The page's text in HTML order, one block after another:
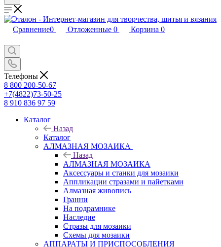
Сравнение0 Отложенные 0 Корзина 0
Телефоны
8 800 200-50-67
+7(4822)73-50-25
8 910 836 97 59
Каталог
Назад
Каталог
АЛМАЗНАЯ МОЗАИКА
Назад
АЛМАЗНАЯ МОЗАИКА
Аксессуары и станки для мозаики
Аппликации стразами и пайетками
Алмазная живопись
Гранни
На подрамнике
Наследие
Стразы для мозаики
Схемы для мозаики
АППАРАТЫ И ПРИСПОСОБЛЕНИЯ